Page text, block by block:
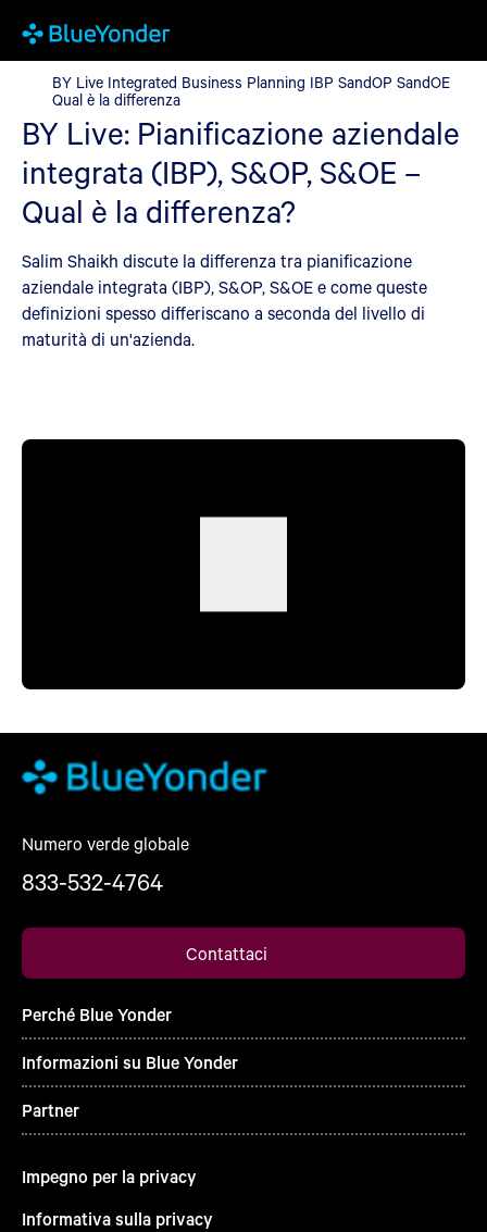
BY Live Integrated Business Planning IBP SandOP SandOE
BY Live Integrated Business Planning IBP SandOP SandOE
Qual è la differenza
BY Live: Pianificazione aziendale
integrata (IBP), S&OP, S&OE –
Qual è la differenza?
Salim Shaikh discute la differenza tra pianificazione
aziendale integrata (IBP), S&OP, S&OE e come queste
definizioni spesso differiscano a seconda del livello di
maturità di un'azienda.
Numero verde globale
833-532-4764
Contattaci
Perché Blue Yonder
Informazioni su Blue Yonder
Partner
Impegno per la privacy
Informativa sulla privacy